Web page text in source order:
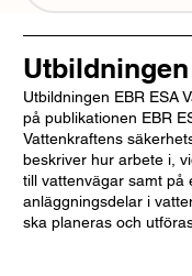
Utbildningen
Utbildningen EBR ESA
på publikationen EBR
Vattenkraftens
beskriver hur arbete i,
till vattenvägar samt på
anläggningsdelar i
ska planeras och